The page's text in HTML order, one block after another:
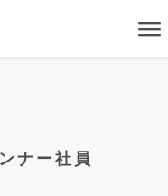
ナー社員